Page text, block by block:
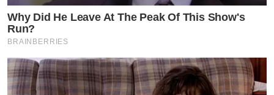
Why Did He Leave At The Peak Of This Show's
Run?
BRAINBERRIES